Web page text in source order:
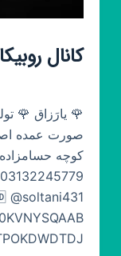
کانال
🌹 یارَزاق 🌹
کوچه